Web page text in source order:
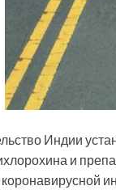
Индии
и